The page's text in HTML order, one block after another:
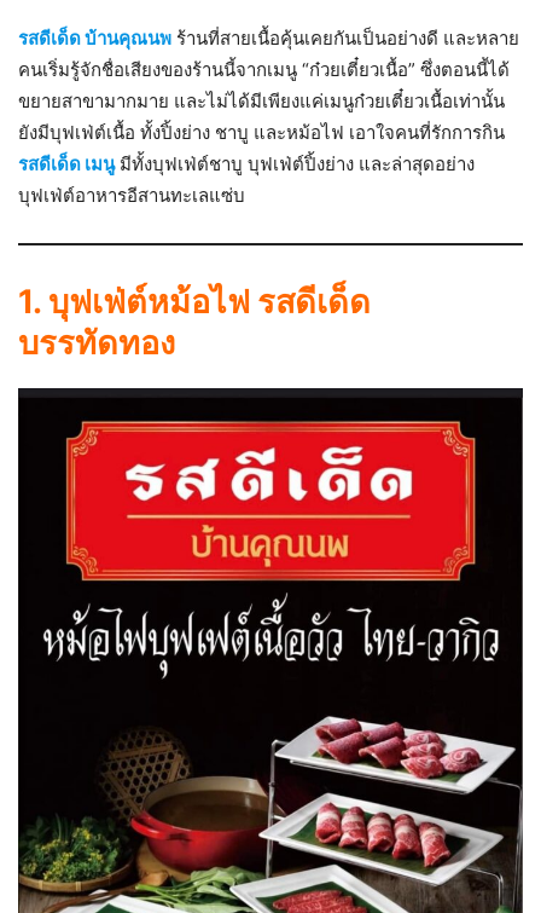
รสดีเด็ด บ้านคุณนพ ร้านที่สายเนื้อคุ้นเคยกันเป็นอย่างดี และหลาย
คนเริ่มรู้จักชื่อเสียงของร้านนี้จากเมนู “ก๋วยเตี๋ยวเนื้อ” ซึ่งตอนนี้ได้
ขยายสาขามากมาย และไม่ได้มีเพียงแค่เมนูก๋วยเตี๋ยวเนื้อเท่านั้น
ยังมีบุฟเฟ่ต์เนื้อ ทั้งปิ้งย่าง ชาบู และหม้อไฟ เอาใจคนที่รักการกิน
รสดีเด็ด เมนูมีทั้งบุฟเฟ่ต์ชาบู บุฟเฟ่ต์ปิ้งย่าง และล่าสุดอย่าง
บุฟเฟ่ต์อาหารอีสานทะเลแซ่บ
1. บุฟเฟ่ต์หม้อไฟ รสดีเด็ด
บรรทัดทอง